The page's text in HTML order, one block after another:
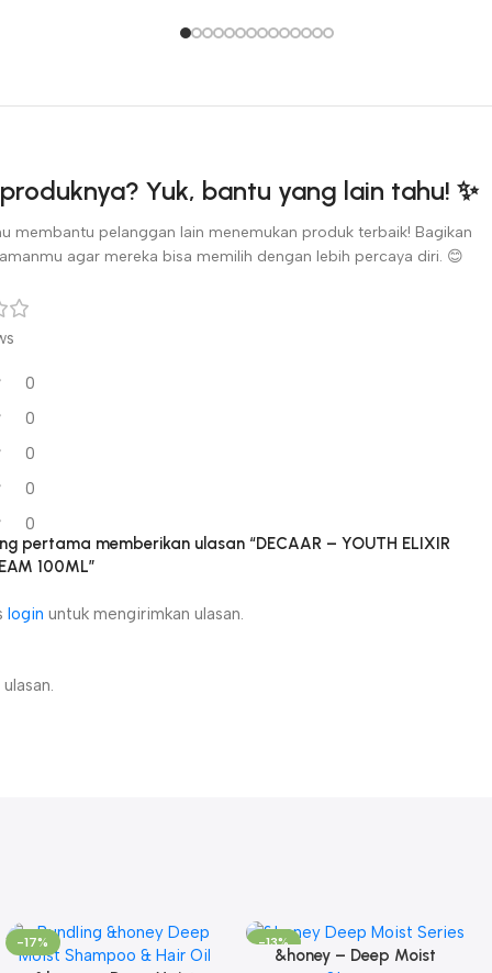
Yuk, bantu yang lain tahu! ✨
membantu pelanggan lain menemukan produk terbaik! Bagikan
agar mereka bisa memilih dengan lebih percaya diri. 😊
0
0
0
0
0
pertama memberikan ulasan “DECAAR – YOUTH ELIXIR
100ML”
login untuk mengirimkan ulasan.
-17% -13%
&honey – Deep Moist